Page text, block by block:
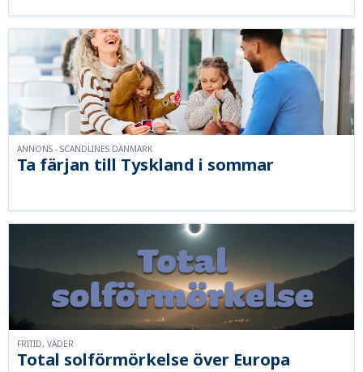
Ta färjan till Tyskland i sommar
ANNONS - SCANDLINES DANMARK
Total solförmörkelse över Europa
FRITID, VÄDER